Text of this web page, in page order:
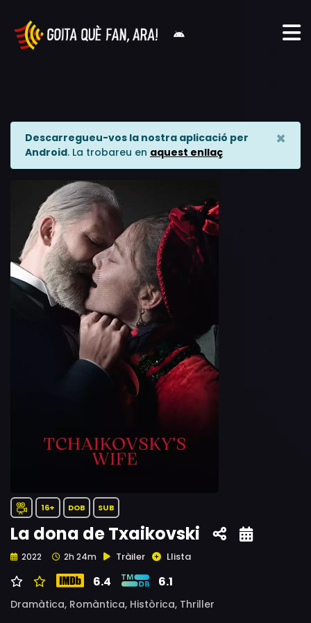
Descarregueu-vos la nostra aplicació per
Android. La trobareu en aquest enllaç
×
16+ DOB SUB
La dona de Txaikovski
2022 2h 24m Tràiler Llista
6.4 6.1
Dramàtica, Romàntica, Històrica, Thriller